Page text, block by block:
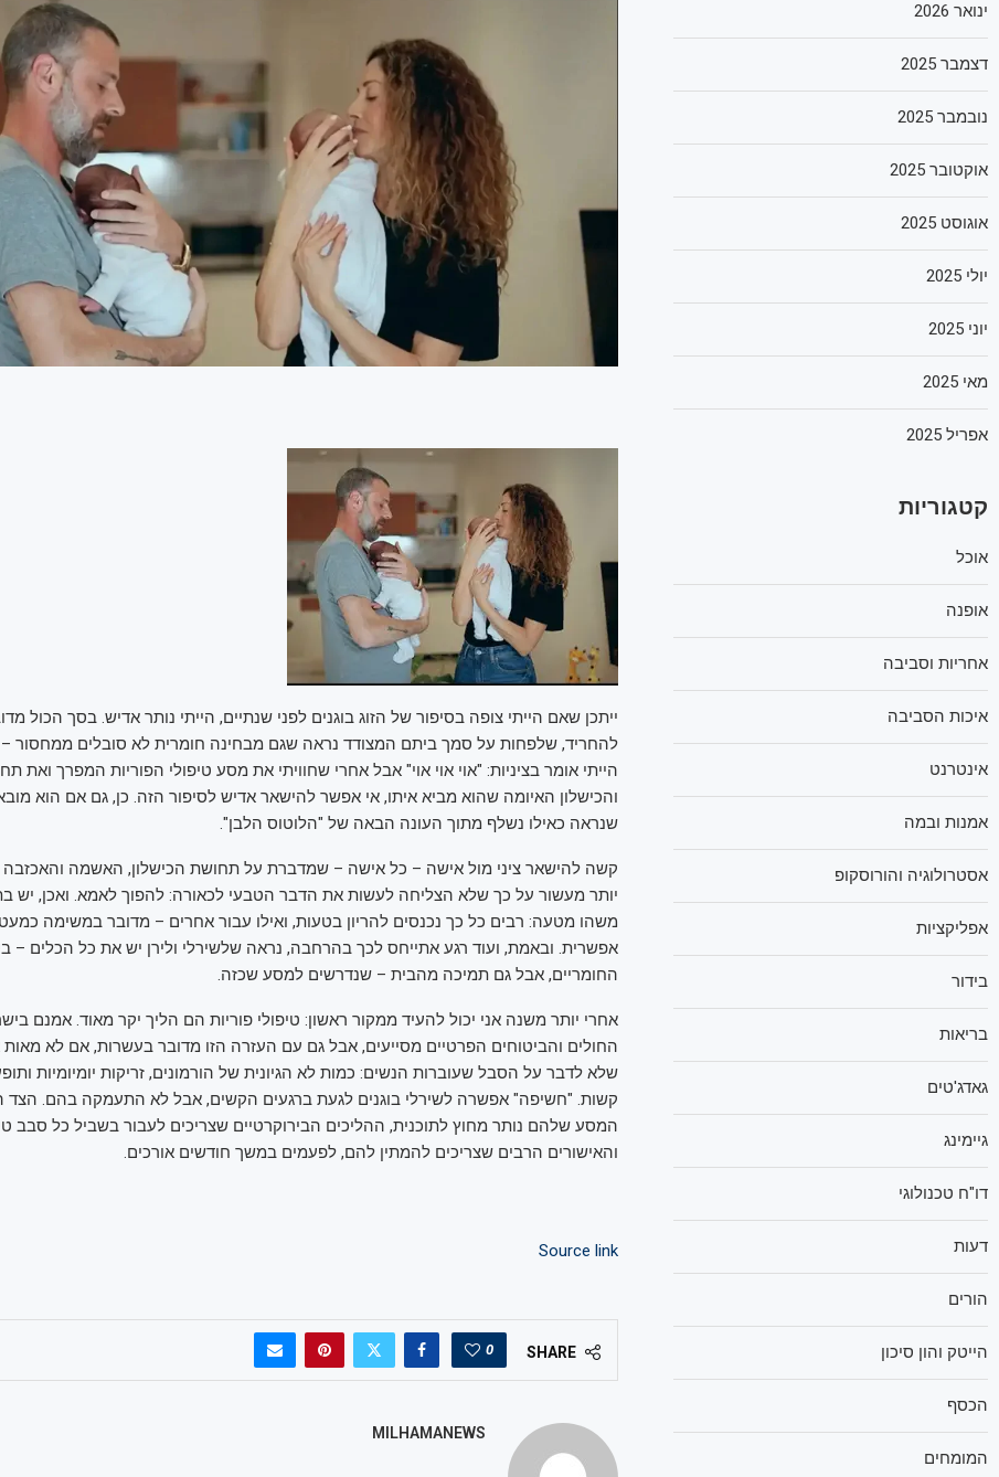
ייתכן שאם הייתי צופה בסיפור של הזוג בוגנים לפני שנתיים, הייתי נותר אדיש. בסך הכול
להחריד, שלפחות על סמך ביתם המצודד נראה שגם מבחינה חומרית לא סובלים ממחסור –
הייתי אומר בציניות: "אוי אוי אוי" אבל אחרי שחוויתי את מסע טיפולי הפוריות המפרך ואת
והכישלון האיומה שהוא מביא איתו, אי אפשר להישאר אדיש לסיפור הזה. כן, גם אם הוא
שנראה כאילו נשלף מתוך העונה הבאה של "הלוטוס הלבן".
קשה להישאר ציני מול אישה – כל אישה – שמדברת על תחושת הכישלון, האשמה
יותר מעשור על כך שלא הצליחה לעשות את הדבר הטבעי לכאורה: להפוך לאמא. ואכן, יש
משהו מטעה: רבים כל כך נכנסים להריון בטעות, ואילו עבור אחרים – מדובר במשימה
אפשרית. ובאמת, ועוד רגע אתייחס לכך בהרחבה, נראה שלשירלי ולירן יש את כל הכלים –
החומריים, אבל גם תמיכה מהבית – שנדרשים למסע שכזה.
אחרי יותר משנה אני יכול להעיד ממקור ראשון: טיפולי פוריות הם הליך יקר מאוד. אמנם
החולים והביטוחים הפרטיים מסייעים, אבל גם עם העזרה הזו מדובר בעשרות, אם לא
שלא לדבר על הסבל שעוברות הנשים: כמות לא הגיונית של הורמונים, זריקות יומיומיות
קשות. "חשיפה" אפשרה לשירלי בוגנים לגעת ברגעים הקשים, אבל לא התעמקה בהם. הצד
המסע שלהם נותר מחוץ לתוכנית, ההליכים הבירוקרטיים שצריכים לעבור בשביל כל סבב
והאישורים הרבים שצריכים להמתין להם, לפעמים במשך חודשים אורכים.
Source link
SHARE
0
MILHAMANEWS
ינואר 2026
דצמבר 2025
נובמבר 2025
אוקטובר 2025
אוגוסט 2025
יולי 2025
יוני 2025
מאי 2025
אפריל 2025
קטגוריות
אוכל
אופנה
אחריות וסביבה
איכות הסביבה
אינטרנט
אמנות ובמה
אסטרולוגיה והורוסקופ
אפליקציות
בידור
בריאות
גאדג'טים
גיימינג
דו"ח טכנולוגי
דעות
הורים
הייטק והון סיכון
הכסף
המומחים